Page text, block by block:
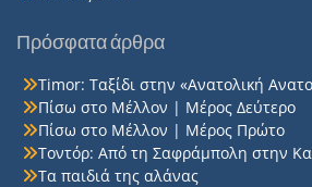
Πρόσφατα άρθρα
Timor: Ταξίδι στην «Ανατολική
Πίσω στο Μέλλον | Μέρος Δεύτερο
Πίσω στο Μέλλον | Μέρος Πρώτο
Τοντόρ: Από τη Σαφράμπολη στην
Τα παιδιά της αλάνας